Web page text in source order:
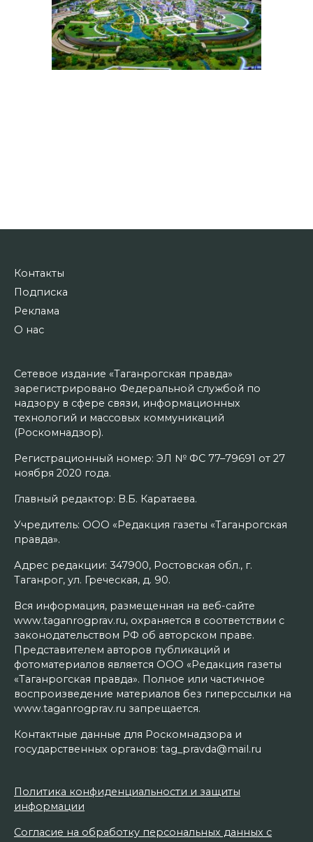
Контакты
Подписка
Реклама
О нас
Сетевое издание «Таганрогская правда»
зарегистрировано Федеральной службой по
надзору в сфере связи, информационных
технологий и массовых коммуникаций
(Роскомнадзор).
Регистрационный номер: ЭЛ № ФС 77–79691 от 27
ноября 2020 года.
Главный редактор: В.Б. Каратаева.
Учредитель: ООО «Редакция газеты «Таганрогская
правда».
Адрес редакции: 347900, Ростовская обл., г.
Таганрог, ул. Греческая, д. 90.
Вся информация, размещенная на веб-сайте
www.taganrogprav.ru, охраняется в соответствии с
законодательством РФ об авторском праве.
Представителем авторов публикаций и
фотоматериалов является ООО «Редакция газеты
«Таганрогская правда». Полное или частичное
воспроизведение материалов без гиперссылки на
www.taganrogprav.ru запрещается.
Контактные данные для Роскомнадзора и
государственных органов: tag_pravda@mail.ru
Политика конфиденциальности и защиты
информации
Согласие на обработку персональных данных с